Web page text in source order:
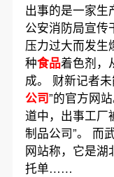
出事的是一家生
公安消防局宣传
压力过大而发
种食品着色剂，
成。 财新记者
公司”的官方网
道中，出事工厂
制品公司”。 而
网站称，它是湖
托单……